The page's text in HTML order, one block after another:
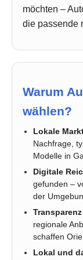
möchten –
die passende
Warum
wählen?
Lokale
Nachfrage,
Modelle in
Digitale
gefunden –
der
regionale
schaffen
Lokal und